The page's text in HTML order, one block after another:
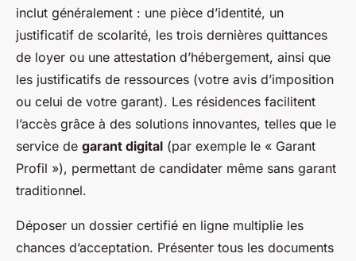
inclut généralement : une pièce d’identité, un
justificatif de scolarité, les trois dernières quittances
de loyer ou une attestation d’hébergement, ainsi que
les justificatifs de ressources (votre avis d’imposition
ou celui de votre garant). Les résidences facilitent
l’accès grâce à des solutions innovantes, telles que le
service de garant digital (par exemple le « Garant
Profil »), permettant de candidater même sans garant
traditionnel.
Déposer un dossier certifié en ligne multiplie les
chances d’acceptation. Présenter tous les documents